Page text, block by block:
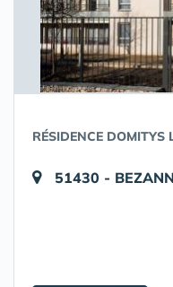
RÉSIDENCE DOMITYS
51430 -